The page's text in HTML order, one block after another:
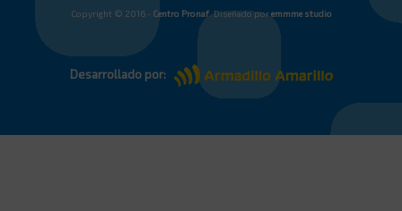
Copyright © 2016 - Centro Pronaf. Diseñado poremmme studio
Desarrollado por: